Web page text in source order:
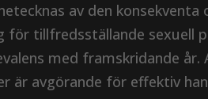
av den
för tillfredsställande sexuell
med framskridande
är avgörande för effektiv